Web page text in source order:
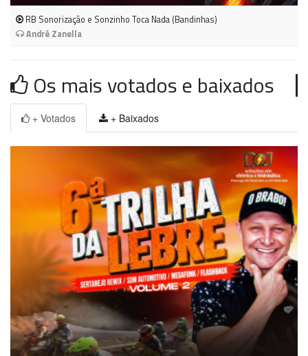
RB Sonorização e Sonzinho Toca Nada (Bandinhas)
André Zanella
Os mais votados e baixados
+ Votados + Baixados